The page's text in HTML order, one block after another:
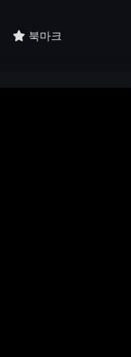
북마크